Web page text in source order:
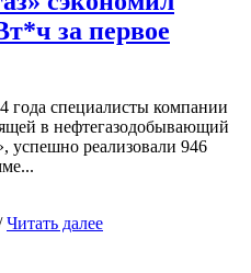
за первое
года специалисты компании
в нефтегазодобывающий
успешно реализовали 946
Читать далее